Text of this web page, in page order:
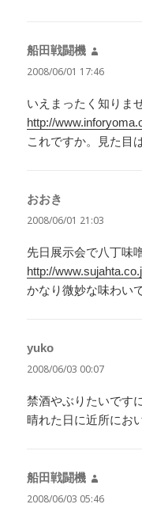
船田戦闘機
り:
2008/06/01 17:46
いえまったく知りま
http://
これですか。見た
おおき
り:
2008/06/01 21:03
先日展示会で八丁味
http://
かなり微妙な味わい
yuko
り:
2008/06/03 00:07
禁酒やぶりたいです
晴れた日に近所にお
船田戦闘機
り:
2008/06/03 05:46